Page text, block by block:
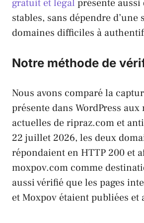
gratuit et légal présente aussi
stables, sans dépendre d’une
domaines difficiles à
Notre méthode de
Nous avons comparé la
présente dans WordPress aux
actuelles de ripraz.com et
22 juillet 2026, les deux
répondaient en HTTP 200 et
moxpov.com comme
aussi vérifié que les pages
et Moxpov étaient publiées et